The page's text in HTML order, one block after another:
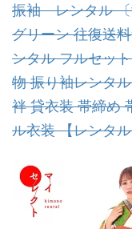
振袖 レンタル 〔
グリーン 往復送
ンタル フルセッ
物 振り袖レンタ
袢 貸衣装 帯締め
ル衣装 【レンタ